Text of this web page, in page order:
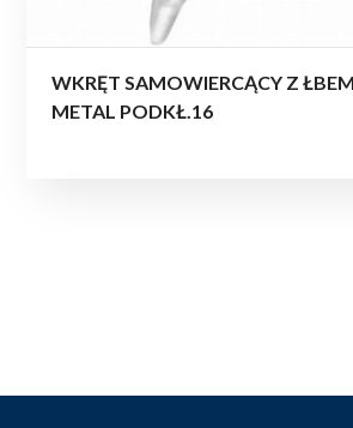
WKRĘT SAMOWIERCĄCY Z
METAL PODKŁ.16